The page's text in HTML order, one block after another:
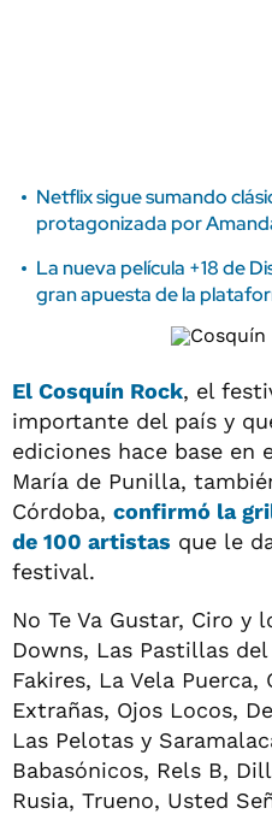
Netflix sigue sumando
protagonizada por
La nueva película +18 de
gran apuesta de la
El Cosquín Rock, el
importante del país y
ediciones hace base en
María de Punilla,
Córdoba, confirmó la
de 100 artistas que le
festival.
No Te Va Gustar, Ciro y
Downs, Las Pastillas
Fakires, La Vela Puerca,
Extrañas, Ojos Locos,
Las Pelotas y
Babasónicos, Rels B,
Rusia, Trueno, Usted